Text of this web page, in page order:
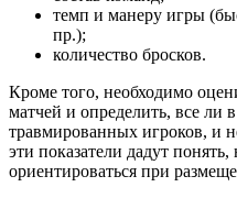
темп и манеру игры
пр.);
количество бросков.
Кроме того, необходимо
матчей и определить, все ли
травмированных игроков, и
эти показатели дадут понять,
ориентироваться при